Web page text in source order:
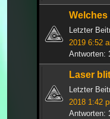
Letzter
2019 6:52
Antworten:
Laser
Letzter
2018 1:42
Antworten: